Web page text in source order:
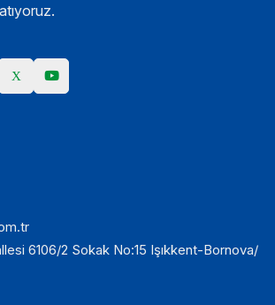
6106/2 Sokak No:15 Işıkkent-Bornova/